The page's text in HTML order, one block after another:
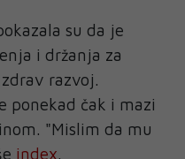
su da je
i držanja za
razvoj.
ponekad čak i mazi
"Mislim da mu
index.